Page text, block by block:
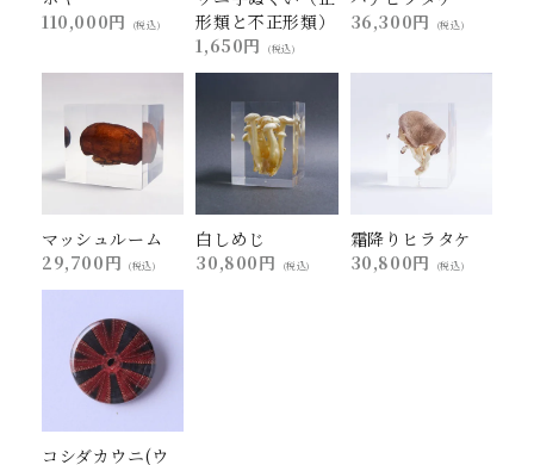
110,000円
(税込)
形類と不正形類）
1,650円
(税込)
36,300円
(税込)
マッシュルーム
29,700円
(税込)
白しめじ
30,800円
(税込)
霜降りヒラタケ
30,800円
(税込)
コシダカウニ(ウ